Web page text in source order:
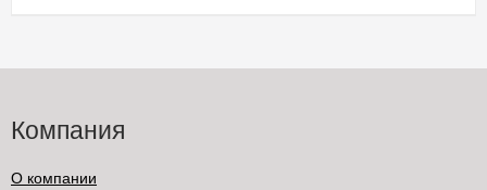
Компания
О компании